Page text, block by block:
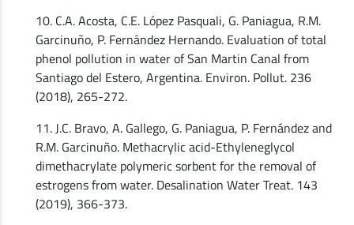
10. C.A. Acosta, C.E. López Pasquali, G. Paniagua, R.M.
Garcinuño, P. Fernández Hernando. Evaluation of total
phenol pollution in water of San Martin Canal from
Santiago del Estero, Argentina. Environ. Pollut. 236
(2018), 265-272.
11. J.C. Bravo, A. Gallego, G. Paniagua, P. Fernández and
R.M. Garcinuño. Methacrylic acid-Ethyleneglycol
dimethacrylate polymeric sorbent for the removal of
estrogens from water. Desalination Water Treat. 143
(2019), 366-373.